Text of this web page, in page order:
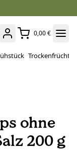
0,00 €
Trockenfrüchte
ohne
200 g